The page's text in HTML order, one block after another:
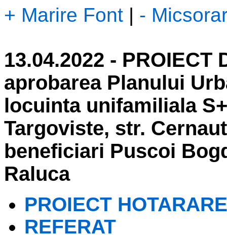
+ Marire Font | -
13.04.2022 - PROIECT
aprobarea Planului
locuinta unifamiliala
Targoviste, str.
beneficiari Puscoi
Raluca
PROIECT HOTARARE
REFERAT